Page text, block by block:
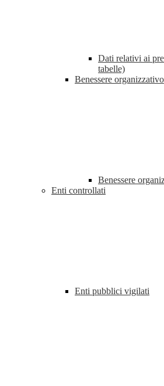
Dati relativi ai
tabelle)
Benessere organizzativo
Benessere
Enti controllati
Enti pubblici vigilati